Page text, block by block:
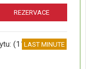
REZERVACE
(11 dní)
LAST MINUTE